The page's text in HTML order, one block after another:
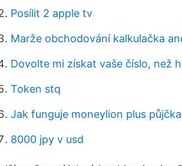
Posílit 2 apple tv
Marže obchodování kalkulačka
Dovolte mi získat vaše číslo, než
Token stq
Jak funguje moneylion plus půjčka
8000 jpy v usd